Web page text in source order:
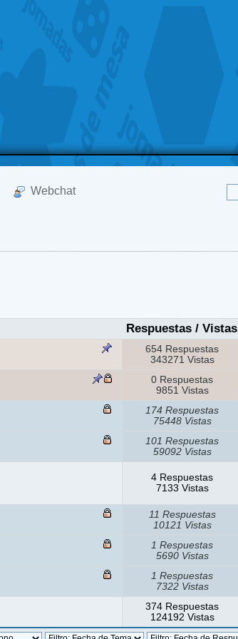
Webchat
Respuestas /Vistas
654 Respuestas
343271 Vistas
0 Respuestas
9851 Vistas
174 Respuestas
75448 Vistas
101 Respuestas
59092 Vistas
4 Respuestas
7133 Vistas
11 Respuestas
10121 Vistas
1 Respuestas
5690 Vistas
1 Respuestas
7322 Vistas
374 Respuestas
124192 Vistas